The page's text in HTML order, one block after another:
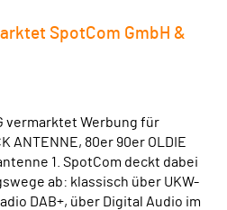
SpotCom GmbH &
vermarktet Werbung für
ANTENNE, 80er 90er OLDIE
1. SpotCom deckt dabei
ab: klassisch über UKW-
DAB+, über Digital Audio im